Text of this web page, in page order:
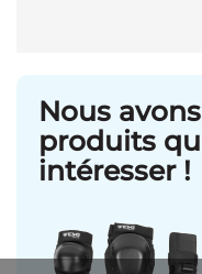
Nous
produits
intéresser !